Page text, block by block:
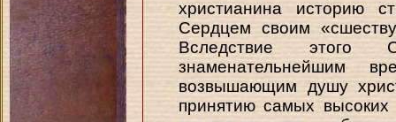
христианина историю
Сердцем своим
Вследствие этого
знаменательнейшим
возвышающим душу
принятию самых